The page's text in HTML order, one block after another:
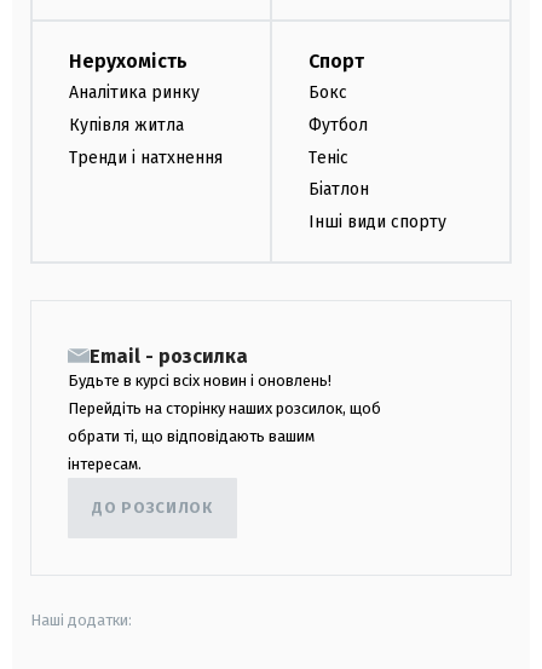
Нерухомість
Аналітика ринку
Купівля житла
Тренди і натхнення
Спорт
Бокс
Футбол
Теніс
Біатлон
Інші види спорту
Email - розсилка
Будьте в курсі всіх новин і оновлень!
Перейдіть на сторінку наших розсилок, щоб
обрати ті, що відповідають вашим
інтересам.
ДО РОЗСИЛОК
Наші додатки: